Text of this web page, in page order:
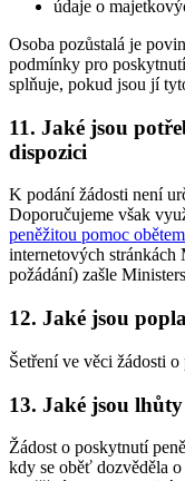
údaje o
Osoba pozůstalá je
podmínky pro
splňuje, pokud jsou jí
11. Jaké jsou
dispozici
K podání žádosti není
Doporučujeme však
peněžitou pomoc
internetových stránkách
požádání) zašle
12. Jaké jsou
Šetření ve věci žádosti
13. Jaké jsou
Žádost o poskytnutí
kdy se oběť dozvěděla